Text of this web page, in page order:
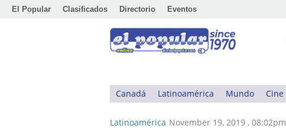
El Popular Clasificados Directorio Eventos
Canadá Latinoamérica Mundo Cine
Latinoamérica November 19, 2019 , 08:02pm